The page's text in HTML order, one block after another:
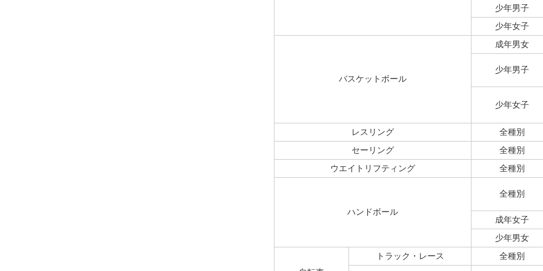
少年男子
少年女子
バスケットボール
成年男女
少年男子
少年女子
レスリング
全種別
セーリング
全種別
ウエイトリフティング
全種別
ハンドボール
全種別
成年女子
少年男女
トラック・レース 全種別